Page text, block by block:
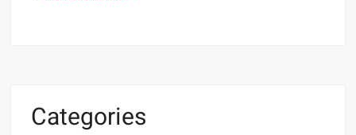
Categories